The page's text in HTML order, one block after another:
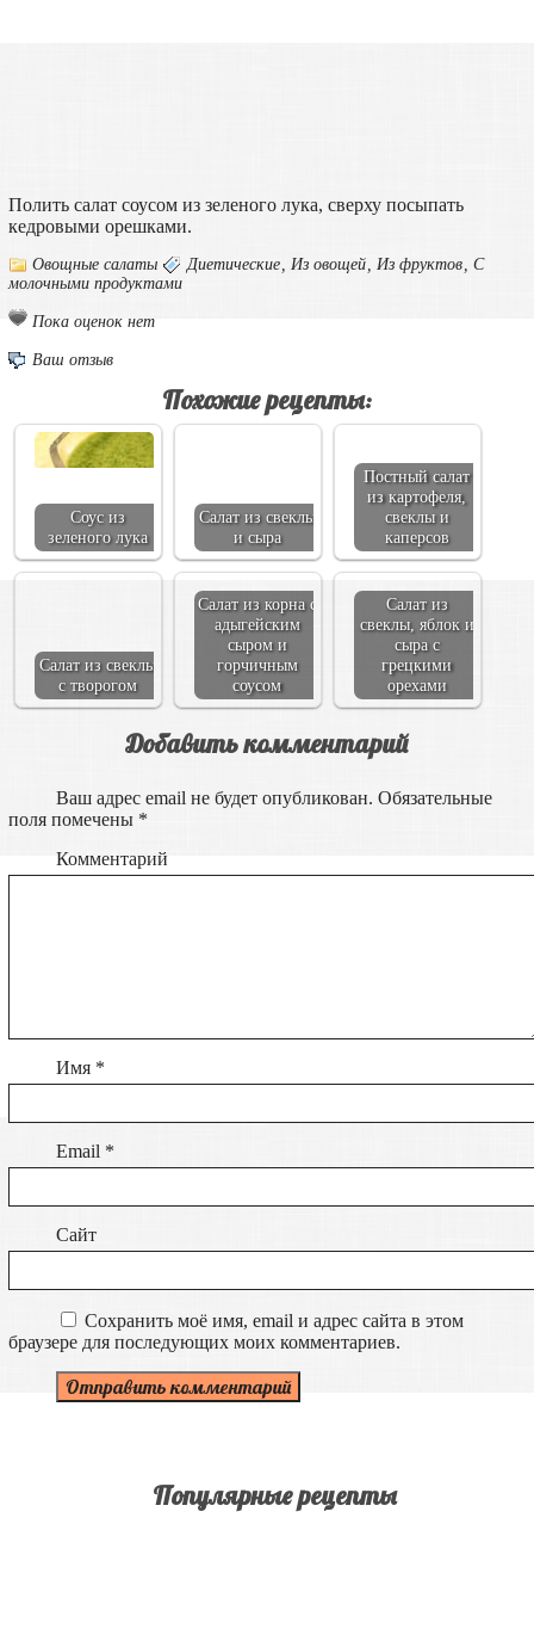
Полить салат соусом из зеленого лука, сверху посыпать
кедровыми орешками.
Овощные салаты Диетические Из овощей Из фруктов
С
молочными продуктами
Пока оценок нет
Ваш отзыв
Похожие рецепты:
Соус из
зеленого лука
Салат из свеклы
и сыра
Постный салат
из картофеля,
свеклы и
каперсов
Салат из свеклы
с творогом
Салат из корна с
адыгейским
сыром и
горчичным
соусом
Салат из
свеклы, яблок и
сыра с
грецкими
орехами
Добавить комментарий
Ваш адрес email не будет опубликован. Обязательные
поля помечены *
Комментарий
Имя *
Email *
Сайт
Сохранить моё имя, email и адрес сайта в этом
браузере для последующих моих комментариев.
Популярные рецепты